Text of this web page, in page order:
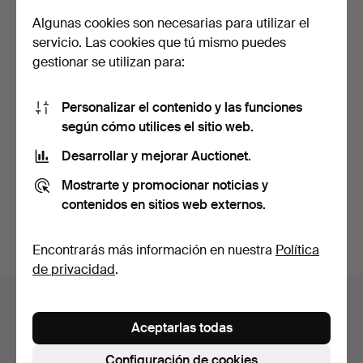
MÜNCHENER
Espejo/espejo de pa…
Subastado 16 sep 2025
13 pujas
116 USD
Estás buscando en el archivo de subastas concluidas.
Algunas cookies son necesarias para utilizar el
servicio. Las cookies que tú mismo puedes
gestionar se utilizan para:
Personalizar el contenido y las funciones
según cómo utilices el sitio web.
Desarrollar y mejorar Auctionet.
Mostrarte y promocionar noticias y
contenidos en sitios web externos.
Encontrarás más información en nuestra Política
de privacidad.
Aceptarlas todas